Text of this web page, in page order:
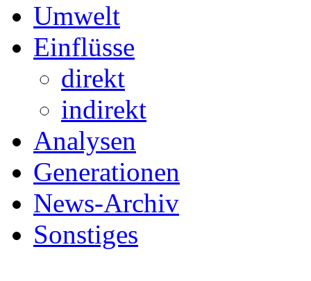
Umwelt
Einflüsse
direkt
indirekt
Analysen
Generationen
News-Archiv
Sonstiges